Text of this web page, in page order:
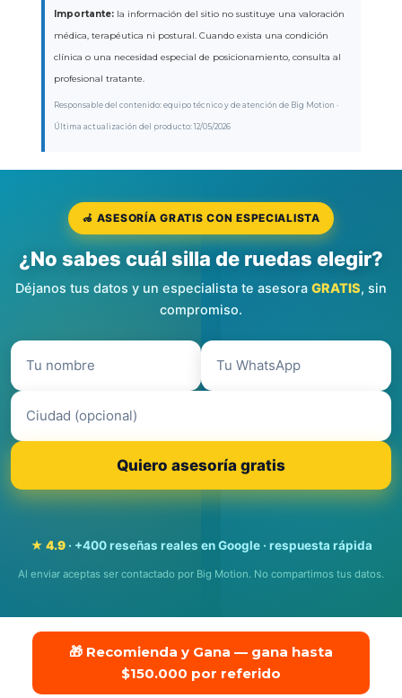
Importante:la información del sitio no sustituye una valoración
médica, terapéutica ni postural. Cuando exista una condición
clínica o una necesidad especial de posicionamiento, consulta al
profesional tratante.
Responsable del contenido: equipo técnico y de atención de Big Motion ·
Última actualización del producto: 12/05/2026
🦽 ASESORÍA GRATIS CON ESPECIALISTA
¿No sabes cuál silla de ruedas elegir?
Déjanos tus datos y un especialista te asesora GRATIS, sin
compromiso.
Quiero asesoría gratis
★ 4.9· +400 reseñas reales en Google · respuesta rápida
Al enviar aceptas ser contactado por Big Motion. No compartimos tus datos.
🎁 Recomienda y Gana — gana hasta
$150.000 por referido